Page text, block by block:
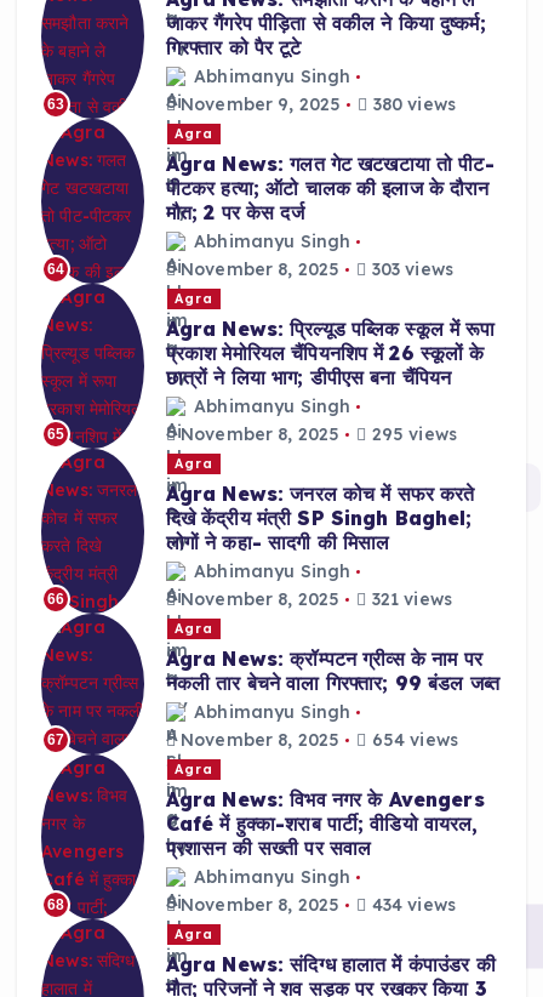
63
जाकर गैंगरेप पीड़िता से वकील ने किया दुष्कर्म;
गिरफ्तार को पैर टूटे
Abhimanyu Singh
November 9, 2025
380 views
64
Agra
Agra News: गलत गेट खटखटाया तो पीट-
पीटकर हत्या; ऑटो चालक की इलाज के दौरान
मौत; 2 पर केस दर्ज
Abhimanyu Singh
November 8, 2025
303 views
65
Agra
Agra News: प्रिल्यूड पब्लिक स्कूल में रूपा
प्रकाश मेमोरियल चैंपियनशिप में 26 स्कूलों के
छात्रों ने लिया भाग; डीपीएस बना चैंपियन
Abhimanyu Singh
November 8, 2025
295 views
66
Agra
Agra News: जनरल कोच में सफर करते
दिखे केंद्रीय मंत्री SP Singh Baghel;
लोगों ने कहा- सादगी की मिसाल
Abhimanyu Singh
November 8, 2025
321 views
67
Agra
Agra News: क्रॉम्पटन ग्रीव्स के नाम पर
नकली तार बेचने वाला गिरफ्तार; 99 बंडल जब्त
Abhimanyu Singh
November 8, 2025
654 views
68
Agra
Agra News: विभव नगर के Avengers
Café में हुक्का-शराब पार्टी; वीडियो वायरल,
प्रशासन की सख्ती पर सवाल
Abhimanyu Singh
November 8, 2025
434 views
Agra
Agra News: संदिग्ध हालात में कंपाउंडर की
मौत; परिजनों ने शव सड़क पर रखकर किया 3